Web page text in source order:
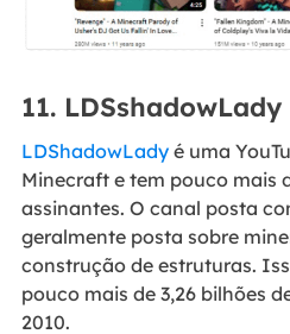
11. LDSshadowLady
LDShadowLadyé uma
Minecraft e tem pouco mais
assinantes. O canal posta
geralmente posta sobre
construção de estruturas.
pouco mais de 3,26 bilhões
2010.